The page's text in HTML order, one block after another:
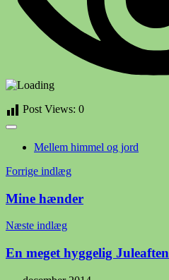
Post Views: 0
Mellem himmel og jord
Indlægsnavigation
Forrige indlæg
Mine hænder
Næste indlæg
En meget hyggelig Juleaften